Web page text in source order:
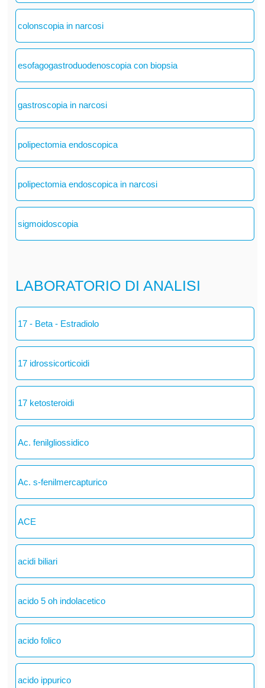
colonscopia in narcosi
esofagogastroduodenoscopia con biopsia
gastroscopia in narcosi
polipectomia endoscopica
polipectomia endoscopica in narcosi
sigmoidoscopia
LABORATORIO DI ANALISI
17 - Beta - Estradiolo
17 idrossicorticoidi
17 ketosteroidi
Ac. fenilgliossidico
Ac. s-fenilmercapturico
ACE
acidi biliari
acido 5 oh indolacetico
acido folico
acido ippurico